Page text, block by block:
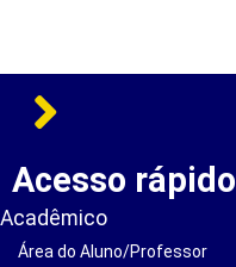
Acesso rápido
Acadêmico
Área do Aluno/Professor